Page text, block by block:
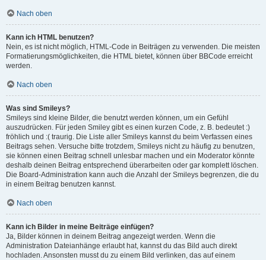
Nach oben
Kann ich HTML benutzen?
Nein, es ist nicht möglich, HTML-Code in Beiträgen zu verwenden. Die meisten
Formatierungsmöglichkeiten, die HTML bietet, können über BBCode erreicht
werden.
Nach oben
Was sind Smileys?
Smileys sind kleine Bilder, die benutzt werden können, um ein Gefühl
auszudrücken. Für jeden Smiley gibt es einen kurzen Code, z. B. bedeutet :)
fröhlich und :( traurig. Die Liste aller Smileys kannst du beim Verfassen eines
Beitrags sehen. Versuche bitte trotzdem, Smileys nicht zu häufig zu benutzen,
sie können einen Beitrag schnell unlesbar machen und ein Moderator könnte
deshalb deinen Beitrag entsprechend überarbeiten oder gar komplett löschen.
Die Board-Administration kann auch die Anzahl der Smileys begrenzen, die du
in einem Beitrag benutzen kannst.
Nach oben
Kann ich Bilder in meine Beiträge einfügen?
Ja, Bilder können in deinem Beitrag angezeigt werden. Wenn die
Administration Dateianhänge erlaubt hat, kannst du das Bild auch direkt
hochladen. Ansonsten musst du zu einem Bild verlinken, das auf einem